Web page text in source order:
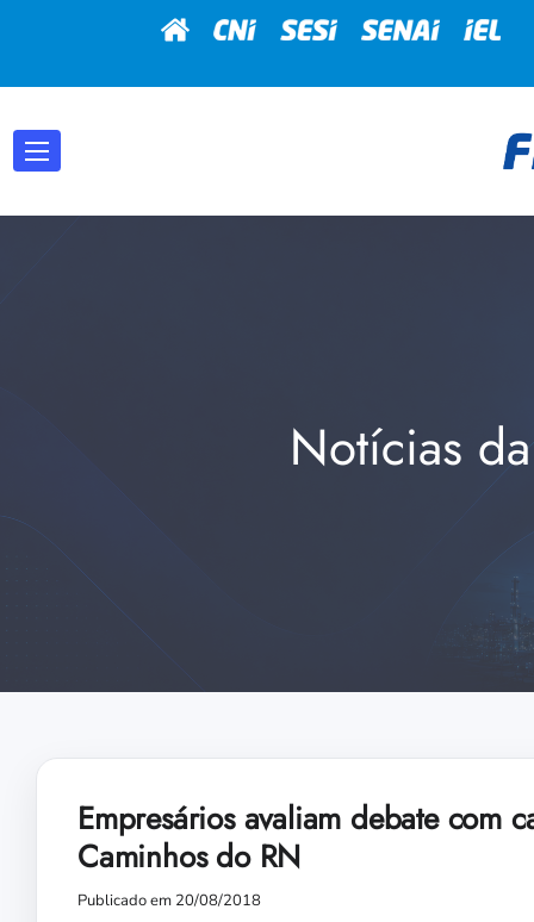
Notícias
Empresários avaliam debate com
Caminhos do RN
Publicado em 20/08/2018